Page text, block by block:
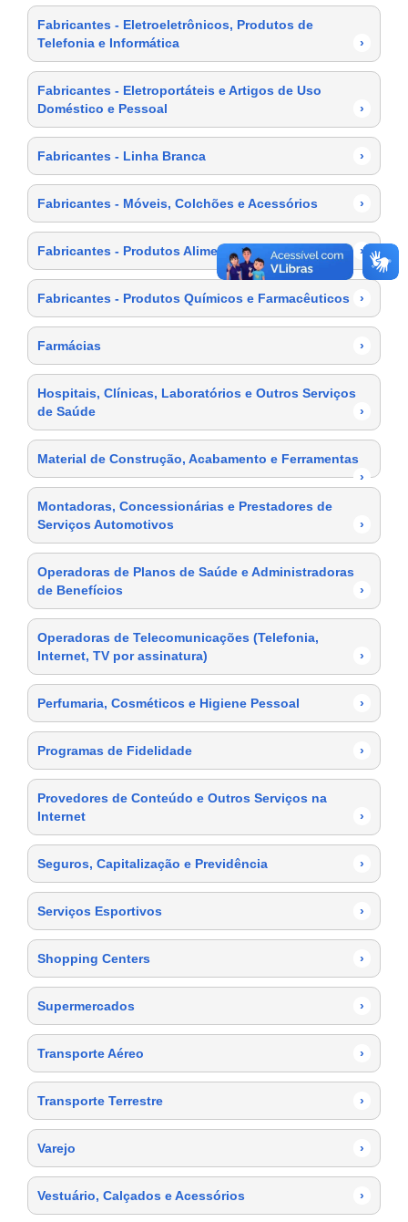
Fabricantes - Eletroeletrônicos, Produtos de
Telefonia e Informática
›
Fabricantes - Eletroportáteis e Artigos de Uso
Doméstico e Pessoal
›
Fabricantes - Linha Branca ›
Fabricantes - Móveis, Colchões e Acessórios ›
Fabricantes - Produtos Alimentícios ›
Fabricantes - Produtos Químicos e Farmacêuticos ›
Farmácias ›
Hospitais, Clínicas, Laboratórios e Outros Serviços
de Saúde
›
Material de Construção, Acabamento e Ferramentas
›
Montadoras, Concessionárias e Prestadores de
Serviços Automotivos
›
Operadoras de Planos de Saúde e Administradoras
de Benefícios
›
Operadoras de Telecomunicações (Telefonia,
Internet, TV por assinatura)
›
Perfumaria, Cosméticos e Higiene Pessoal ›
Programas de Fidelidade ›
Provedores de Conteúdo e Outros Serviços na
Internet
›
Seguros, Capitalização e Previdência ›
Serviços Esportivos ›
Shopping Centers ›
Supermercados ›
Transporte Aéreo ›
Transporte Terrestre ›
Varejo ›
Vestuário, Calçados e Acessórios ›